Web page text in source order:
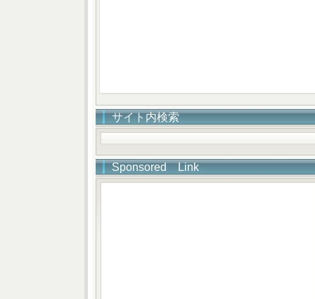
サイト内検索
Sponsored Link